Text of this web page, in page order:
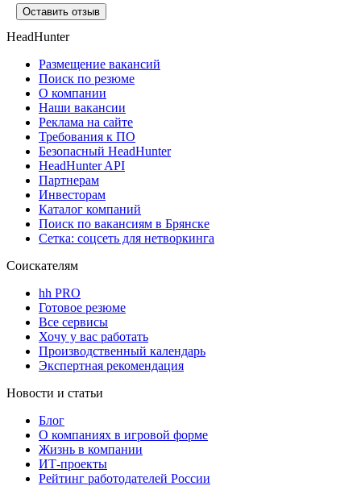
Оставить отзыв
HeadHunter
Размещение вакансий
Поиск по резюме
О компании
Наши вакансии
Реклама на сайте
Требования к ПО
Безопасный HeadHunter
HeadHunter API
Партнерам
Инвесторам
Каталог компаний
Поиск по вакансиям в Брянске
Сетка: соцсеть для нетворкинга
Соискателям
hh PRO
Готовое резюме
Все сервисы
Хочу у вас работать
Производственный календарь
Экспертная рекомендация
Новости и статьи
Блог
О компаниях в игровой форме
Жизнь в компании
ИТ-проекты
Рейтинг работодателей России